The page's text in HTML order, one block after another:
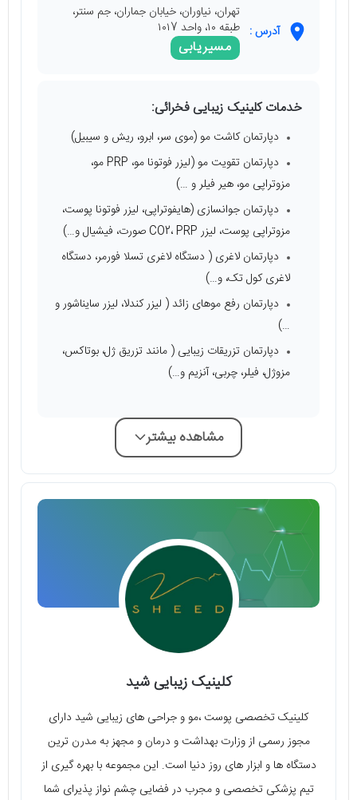
آدرس :
تهران، نیاوران، خیابان جماران، جم سنتر،
طبقه ۱۰، واحد ۱۰۱7
مسیریابی
خدمات کلینیک زیبایی فخرائی:
دپارتمان کاشت مو (موی سر، ابرو، ریش و سیبیل)
دپارتمان تقویت مو (لیزر فوتونا مو، PRP مو،
مزوتراپی مو، هیر فیلر و …)
دپارتمان جوانسازی (هایفوتراپی، لیزر فوتونا پوست،
مزوتراپی پوست، لیزر CO2، PRP صورت، فیشیال و…)
دپارتمان لاغری ( دستگاه لاغری تسلا فورمر، دستگاه
لاغری کول تک، و…)
دپارتمان رفع موهای زائد ( لیزر کندلا، لیزر سایناشور و
…)
دپارتمان تزریقات زیبایی ( مانند تزریق ژل، بوتاکس،
مزوژل، فیلر، چربی، آنزیم و…)
مشاهده بیشتر
کلینیک زیبایی شید
کلینیک تخصصی پوست ،مو و جراحی های زیبایی شید دارای
مجوز رسمی از وزارت بهداشت و درمان و مجهز به مدرن ترین
دستگاه ها و ابزار های روز دنیا است. این مجموعه با بهره گیری از
تیم پزشکی تخصصی و مجرب در فضایی چشم نواز پذیرای شما